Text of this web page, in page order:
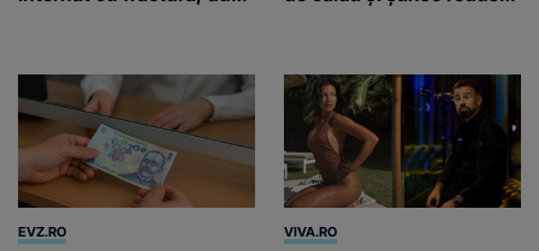
EVZ.RO VIVA.RO